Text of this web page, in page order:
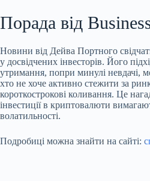
Порада від
Новини від Дейва Портного
у досвідчених інвесторів. Його
утримання, попри минулі невдачі,
хто не хоче активно стежити за
короткострокові коливання. Це
інвестиції в криптовалюти
волатильності.
Подробиці можна знайти на сайті: